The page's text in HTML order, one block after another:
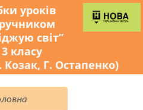
уроків
світ”
класу
Г. Остапенко)